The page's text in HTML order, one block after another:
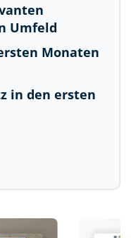
Umfeld
Monaten
in den ersten